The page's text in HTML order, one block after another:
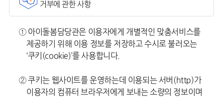
거부에 관한 사항
① 아이돌봄담당관은 이용자에게 개별적인 맞춤서비스를
제공하기 위해 이용 정보를 저장하고 수시로 불러오는
‘쿠키(cookie)’를 사용합니다.
② 쿠키는 웹사이트를 운영하는데 이용되는 서버(http)가
이용자의 컴퓨터 브라우저에게 보내는 소량의 정보이며